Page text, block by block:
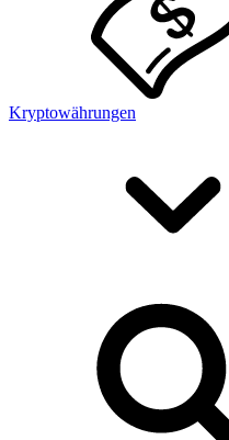
Kryptowährungen